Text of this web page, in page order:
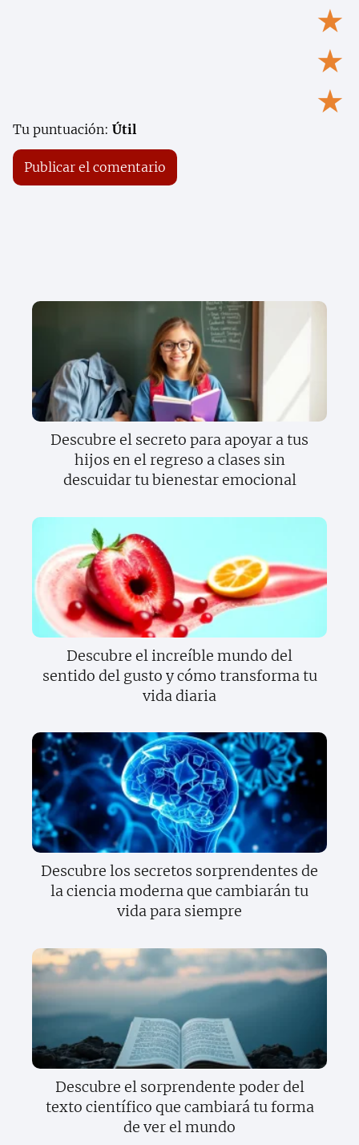
★
★
★
Tu puntuación: Útil
Descubre el secreto para apoyar a tus
hijos en el regreso a clases sin
descuidar tu bienestar emocional
Descubre el increíble mundo del
sentido del gusto y cómo transforma tu
vida diaria
Descubre los secretos sorprendentes de
la ciencia moderna que cambiarán tu
vida para siempre
Descubre el sorprendente poder del
texto científico que cambiará tu forma
de ver el mundo